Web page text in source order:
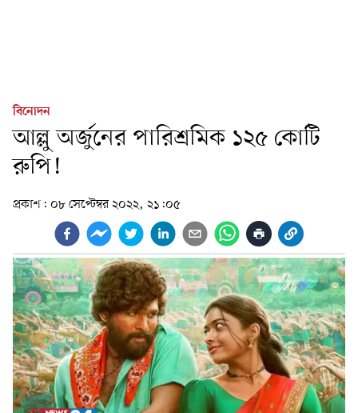
বিনোদন
আল্লু অর্জুনের পারিশ্রমিক ১২৫ কোটি
রুপি!
প্রকাশ: ০৮ সেপ্টেম্বর ২০২২, ২১:০৫